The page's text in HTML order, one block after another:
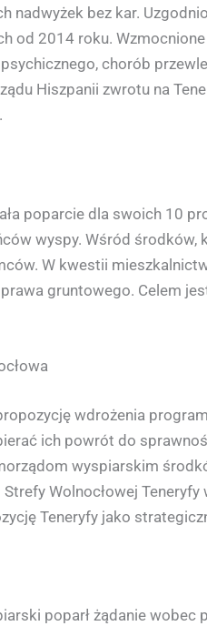
nadwyżek bez kar.
od 2014 roku.
chorób
Hiszpanii zwrotu na
poparcie dla swoich 10
wyspy. Wśród
W kwestii
gruntowego. Celem
wdrożenia
ich powrót do
wyspiarskim
Wolnocłowej
Teneryfy jako
poparł żądanie